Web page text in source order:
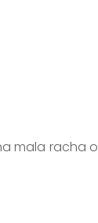
mala racha o